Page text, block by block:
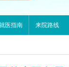
医指南 来院路线